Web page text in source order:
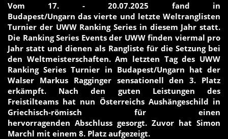
Vom 17. - 20.07.2025 fand in
Budapest/Ungarn das vierte und letzte Weltranglisten
Turnier der UWW Ranking Series in diesem Jahr statt.
Die Ranking Series Events der UWW finden viermal pro
Jahr statt und dienen als Rangliste für die Setzung bei
den Weltmeisterschaften. Am letzten Tag des UWW
Ranking Series Turnier in Budapest/Ungarn hat der
Walser Markus Ragginger sensationell den 3. Platz
erkämpft. Nach den guten Leistungen des
Freistilteams hat nun Österreichs Aushängeschild in
Griechisch-römisch für einen
hervorragenden Abschluss gesorgt. Zuvor hat Simon
Marchl mit einem 8. Platz aufgezeigt.